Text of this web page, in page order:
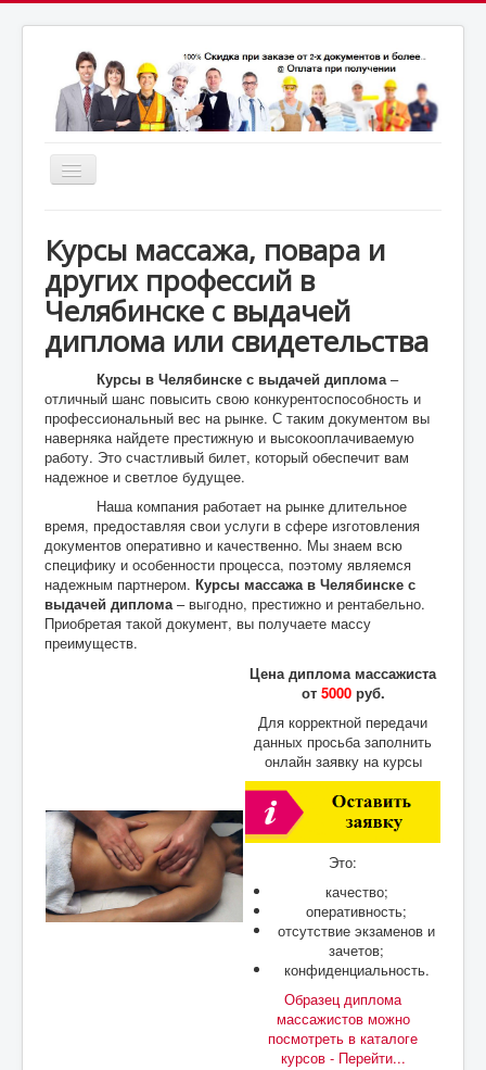
Включить/
Курсы массажа, повара и
других профессий в
Челябинске с выдачей
диплома или свидетельства
Курсы в Челябинске с выдачей диплома–
отличный шанс повысить свою конкурентоспособность и
профессиональный вес на рынке. С таким документом вы
наверняка найдете престижную и высокооплачиваемую
работу. Это счастливый билет, который обеспечит вам
надежное и светлое будущее.
Наша компания работает на рынке длительное
время, предоставляя свои услуги в сфере изготовления
документов оперативно и качественно. Мы знаем всю
специфику и особенности процесса, поэтому являемся
надежным партнером. Курсы массажа в Челябинске с
выдачей диплома– выгодно, престижно и рентабельно.
Приобретая такой документ, вы получаете массу
преимуществ.
Цена диплома массажиста
от 5000руб.
Для корректной передачи
данных просьба заполнить
онлайн заявку на курсы
Это:
качество;
оперативность;
отсутствие экзаменов и
зачетов;
конфиденциальность.
Образец диплома
массажистов можно
посмотреть в каталоге
курсов - Перейти...